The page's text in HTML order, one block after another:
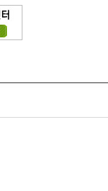
입추 지났는데도 덥다며 신유안에게 보낸 박규수의 편지